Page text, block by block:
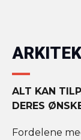
ALT KAN
DERES
Fordelene